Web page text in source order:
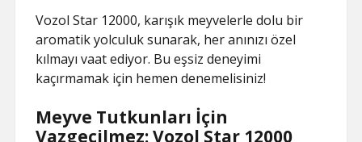
Vozol Star 12000, karışık meyvelerle dolu bir
aromatik yolculuk sunarak, her anınızı özel
kılmayı vaat ediyor. Bu eşsiz deneyimi
kaçırmamak için hemen denemelisiniz!
Meyve Tutkunları İçin
Vazgeçilmez: Vozol Star 12000